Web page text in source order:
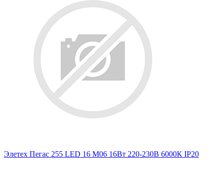
Элетех Пегас 255 LED 16 M06 16Вт 220-230В 6000К IP20